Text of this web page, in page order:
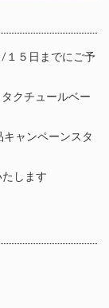
１５日までにご予
クチュールベー
ャンペーンスタ
たします